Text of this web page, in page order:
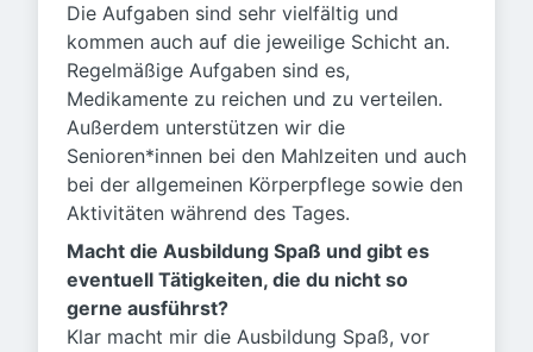
Die Aufgaben sind sehr vielfältig und
kommen auch auf die jeweilige Schicht an.
Regelmäßige Aufgaben sind es,
Medikamente zu reichen und zu verteilen.
Außerdem unterstützen wir die
Senioren*innen bei den Mahlzeiten und auch
bei der allgemeinen Körperpflege sowie den
Aktivitäten während des Tages.
Macht die Ausbildung Spaß und gibt es
eventuell Tätigkeiten, die du nicht so
gerne ausführst?
Klar macht mir die Ausbildung Spaß, vor